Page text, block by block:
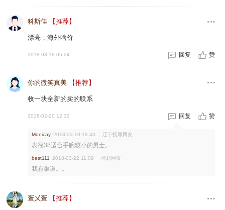
科斯佳 【推荐】
漂亮，海外啥价
2018-03-18 06:24 回复 赞
你的微笑真美 【推荐】
收一块全新的卖的联系
2018-02-20 12:32 回复 赞
Monicay 2018-03-10 18:40 辽宁抚顺网友
表径38适合手腕较小的男士。
best111 2018-03-22 11:09 河北网友
我有渠道。。
疍㐅疍 【推荐】